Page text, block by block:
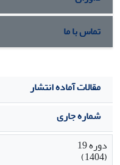
تماس با ما
مقالات آماده انتشار
شماره جاری
دوره 19
(1404)